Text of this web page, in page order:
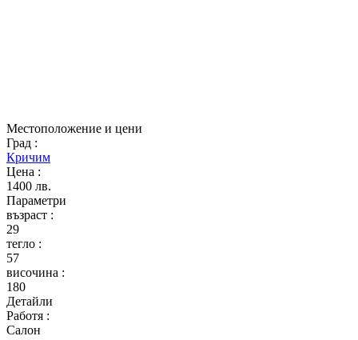
Местоположение и цени
Град :
Кричим
Цена :
1400 лв.
Параметри
възраст :
29
тегло :
57
височина :
180
Детайли
Работя :
Салон